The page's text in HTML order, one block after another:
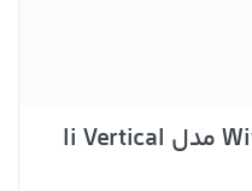
کیف لپ تاپ 11 اینچی Wiwu مدل li Vertical